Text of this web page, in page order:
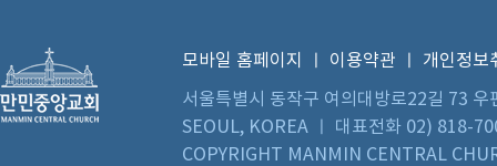
모바일 홈페이지 이용약관
개인정보
서울특별시 동작구 여의대방로22길 73
SEOUL, KOREA ㅣ 대표전화 02) 818-
COPYRIGHT MANMIN CENTRAL